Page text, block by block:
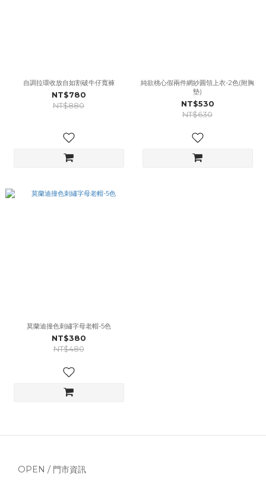
自調拉環收放自如割破牛仔寬褲
NT$780
NT$880
純欲桃心假兩件網紗圓領上衣-2色(附胸
墊)
NT$530
NT$630
莫蘭迪撞色刺繡字母老帽-5色
NT$380
NT$480
OPEN / 門市資訊